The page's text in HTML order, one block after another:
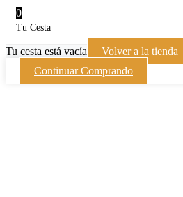
0
Tu Cesta
Tu cesta está vacía
Volver a la tienda
Continuar Comprando